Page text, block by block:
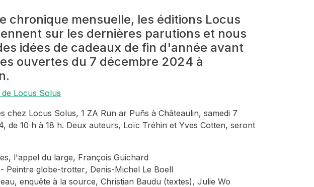
chronique mensuelle, les éditions Locus
sur les dernières parutions et nous
idées de cadeaux de fin d'année avant
ouvertes du 7 décembre 2024 à
Locus Solus
chez Locus Solus, 1 ZA Run ar Puñs à Châteaulin, samedi 7
de 10 h à 18 h. Deux auteurs, Loïc Tréhin et Yves Cotten, seront
l'appel du large, François Guichard
Peintre globe-trotter, Denis-Michel Le Boell
enquête à la source, Christian Baudu (textes), Julie Wo